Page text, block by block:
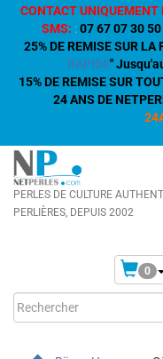
CONTACT UNIQUEMENT
SMS: :07 67 07 30
25% DE REMISE SUR LA
RAPIDE"
15% DE REMISE SUR
24 ANS DE
PERLES DE CULTURE
PERLIÈRES, DEPUIS 2002
0